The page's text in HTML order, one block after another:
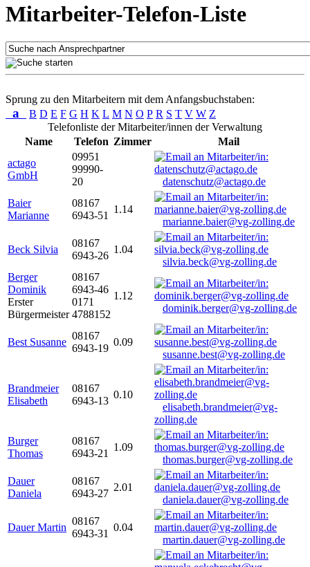
Mitarbeiter-Telefon-Liste
Sprung zu den Mitarbeitern mit dem Anfangsbuchstaben:
a B D E F G H K L M N O P R S T V W Z
Telefonliste der Mitarbeiter/innen der Verwaltung
Name
Telefon Zimmer
Mail
actago
GmbH
09951
99990-
20
datenschutz@actago.de
Baier
Marianne
08167
6943-51
1.14
marianne.baier@vg-zolling.de
Beck Silvia
08167
6943-26
1.04
silvia.beck@vg-zolling.de
Berger
Dominik
Erster
Bürgermeister
08167
6943-46
0171
4788152
1.12
dominik.berger@vg-zolling.de
Best Susanne
08167
6943-19
0.09
susanne.best@vg-zolling.de
Brandmeier
Elisabeth
08167
6943-13
0.10
elisabeth.brandmeier@vg-
zolling.de
Burger
Thomas
08167
6943-21
1.09
thomas.burger@vg-zolling.de
Dauer
Daniela
08167
6943-27
2.01
daniela.dauer@vg-zolling.de
Dauer Martin
08167
6943-31
0.04
martin.dauer@vg-zolling.de